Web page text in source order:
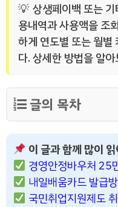
상생페이백 또는
용내역과 사용액을 조
하게 연도별 또는 월별
다. 상세한 방법을 알
글의 목차
이 글과 함께 많이
경영안정바우처 25
내일배움카드 발급
국민취업지원제도